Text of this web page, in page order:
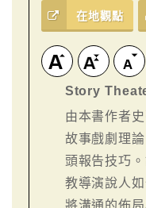
在地觀點
Story
由本書作者
故事戲劇理
頭報告技巧
教導演說人